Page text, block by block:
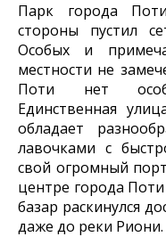
Парк города
стороны пустил
Особых и
местности не
Поти нет
Единственная
обладает
лавочками с
свой огромный
центре города
базар раскинулся
даже до реки Риони.